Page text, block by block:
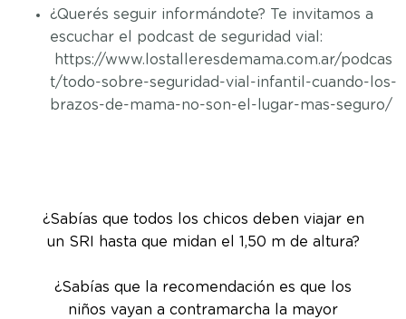
¿Querés seguir informándote? Te invitamos a
escuchar el podcast de seguridad vial:
https://www.lostalleresdemama.com.ar/podcas
t/todo-sobre-seguridad-vial-infantil-cuando-los-
brazos-de-mama-no-son-el-lugar-mas-seguro/
¿Sabías que todos los chicos deben viajar en
un SRI hasta que midan el 1,50 m de altura?
¿Sabías que la recomendación es que los
niños vayan a contramarcha la mayor